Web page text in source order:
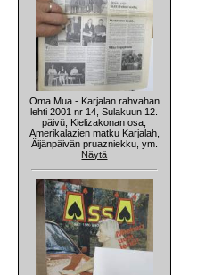
Oma Mua - Karjalan rahvahan
lehti 2001 nr 14, Sulakuun 12.
päivü; Kielizakonan osa,
Amerikalazien matku Karjalah,
Äijänpäivän pruazniekku, ym.
Näytä